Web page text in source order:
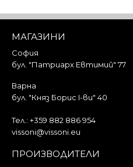
МАГАЗИНИ
София
бул. "Патриарх Евтимий" 77
Варна
бул. "Княз Борис I-ви" 40
Тел.: +359 882 886 954
vissoni@vissoni.eu
ПРОИЗВОДИТЕЛИ